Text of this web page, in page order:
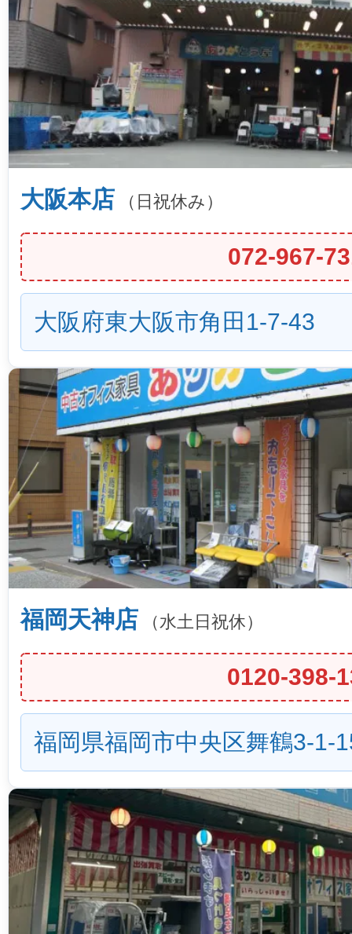
大阪本店 （日祝休み）
072-967-
大阪府東大阪市角田1-7-43
福岡天神店 （水土日祝休）
0120-398-
福岡県福岡市中央区舞鶴3-1-